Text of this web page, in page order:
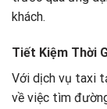
khách.
Tiết Kiệm Thời
Với dịch vụ taxi
về việc tìm